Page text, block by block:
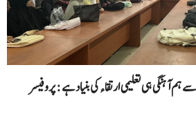
آہنگی ہی تعلیمی ارتقاء کی بنیاد ہے : پروفیسر